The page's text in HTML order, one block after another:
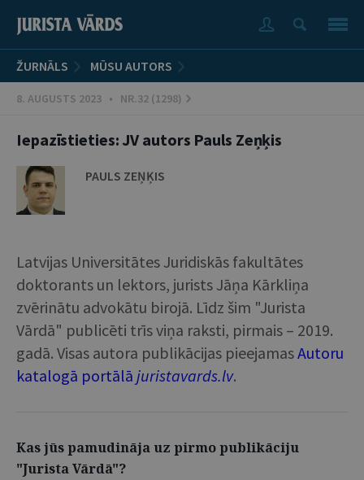
ŽURNĀLS MŪSU AUTORS
8. AUGUSTS 2023 • NR.32 (1298)
Iepazīstieties: JV autors Pauls Zeņķis
PAULS ZEŅĶIS
Latvijas Universitātes Juridiskās fakultātes
doktorants un lektors, jurists Jāņa Kārkliņa
zvērinātu advokātu birojā. Līdz šim "Jurista
Vārdā" publicēti trīs viņa raksti, pirmais – 2019.
gadā. Visas autora publikācijas pieejamasAutoru
katalogā portālā juristavards.lv.
Kas jūs pamudināja uz pirmo publikāciju
"Jurista Vārdā"?